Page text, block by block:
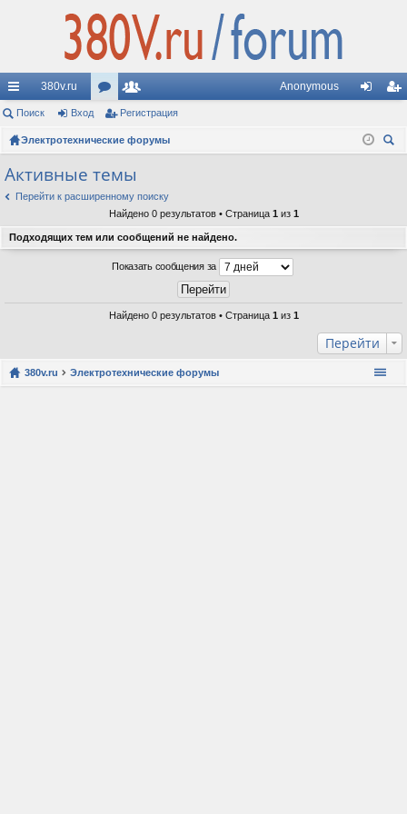
с
ы
лк
и
380v.ru
ор
ум
ол
ьз
ат
ел
и
Anonymous
д ис
Поиск Вход Регистрация
Электротехнические форумы
Активные темы
Перейти к расширенному поиску
Найдено 0 результатов • Страница 1 из 1
Подходящих тем или сообщений не найдено.
Показать сообщения за
Найдено 0 результатов • Страница 1 из 1
Перейти
380v.ru Электротехнические форумы